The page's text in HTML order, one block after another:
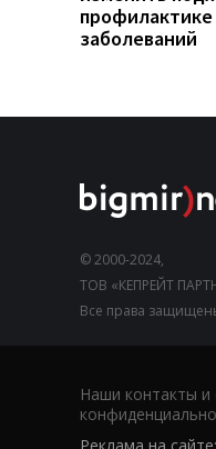
заболеваний
© 2000-2024,
ТОВ «КЕПРЕЙТ
Все права
Наши контакты и